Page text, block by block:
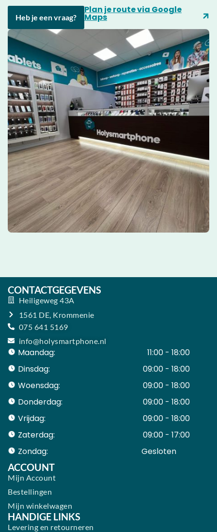
Heb je een vraag?
Plan je route via Google
Maps
CONTACTGEGEVENS
Heiligeweg 43A
1561 DE, Krommenie
075 641 5169
info@holysmartphone.nl
Maandag:
11:00 - 18:00
Dinsdag:
09:00 - 18:00
Woensdag:
09:00 - 18:00
Donderdag:
09:00 - 18:00
Vrijdag:
09:00 - 18:00
Zaterdag:
09:00 - 17:00
Zondag:
Gesloten ​ ​ ​ ​ ​ ​ ​
ACCOUNT
Mijn Account
Bestellingen
Mijn winkelwagen
HANDIGE LINKS
Levering en retourneren